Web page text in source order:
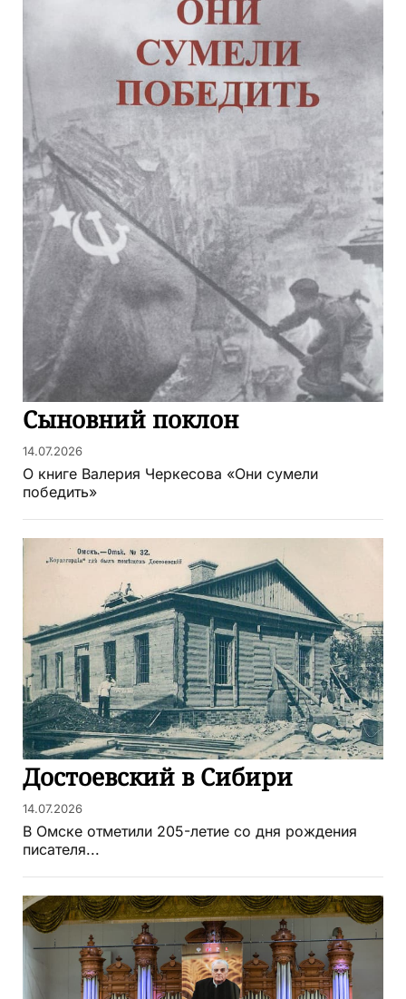
Сыновний поклон
14.07.2026
О книге Валерия Черкесова «Они сумели
победить»
Достоевский в Сибири
14.07.2026
В Омске отметили 205-летие со дня рождения
писателя...